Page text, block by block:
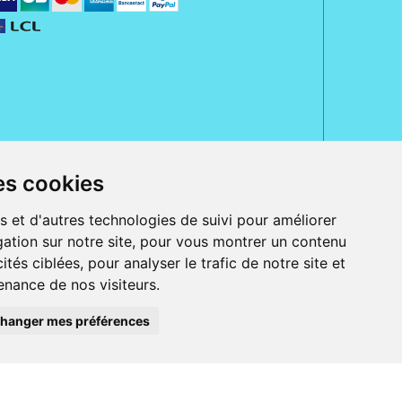
cookies
et d'autres technologies de suivi pour améliorer
sur notre site, pour vous montrer un contenu
ciblées, pour analyser le trafic de notre site et
de nos visiteurs.
mes préférences
Jeanne d' Harcourt, 80300 Albert.
ordonnance.
et iPod touch), ou sur Google Play (pour Androïd 5.0 ou version
Bancontact, PayPal.
beauté et bien-être ainsi que différents services : suivi personnalisé,
la peau, des cheveux...), mesure de la glycémie, perruques.
Pharmactiv réunit près de 1500 adhérents pharmaciens autour d' un
médical sous sa marque BetterLife.